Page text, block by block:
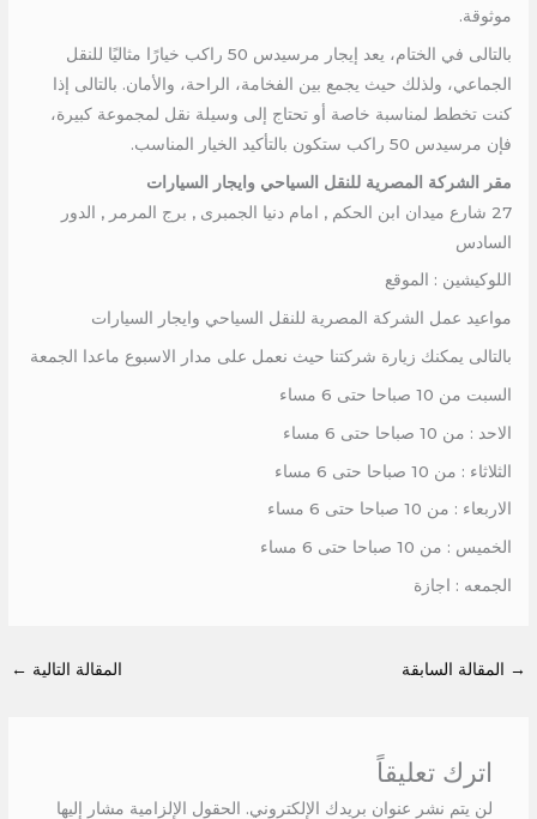
موثوقة.
بالتالى في الختام، يعد إيجار مرسيدس 50 راكب خيارًا مثاليًا للنقل
الجماعي، ولذلك حيث يجمع بين الفخامة، الراحة، والأمان. بالتالى إذا
كنت تخطط لمناسبة خاصة أو تحتاج إلى وسيلة نقل لمجموعة كبيرة،
فإن مرسيدس 50 راكب ستكون بالتأكيد الخيار المناسب.
مقر الشركة المصرية للنقل السياحي وايجار السيارات
27 شارع ميدان ابن الحكم , امام دنيا الجمبرى , برج المرمر , الدور
السادس
اللوكيشين : الموقع
مواعيد عمل الشركة المصرية للنقل السياحي وايجار السيارات
بالتالى يمكنك زيارة شركتنا حيث نعمل على مدار الاسبوع ماعدا الجمعة
السبت من 10 صباحا حتى 6 مساء
الاحد : من 10 صباحا حتى 6 مساء
الثلاثاء : من 10 صباحا حتى 6 مساء
الاربعاء : من 10 صباحا حتى 6 مساء
الخميس : من 10 صباحا حتى 6 مساء
الجمعه : اجازة
→ المقالة السابقة المقالة التالية ←
اترك تعليقاً
لن يتم نشر عنوان بريدك الإلكتروني. الحقول الإلزامية مشار إليها